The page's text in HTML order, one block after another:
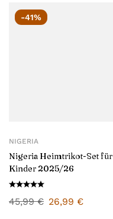
-41%
NIGERIA
Nigeria Heimtrikot-Set für
Kinder 2025/26
45,99€ 26,99 €